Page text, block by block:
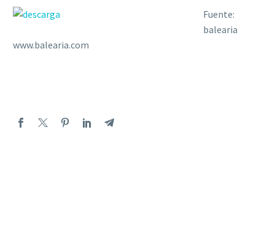
Fuente:
balearia
www.balearia.com